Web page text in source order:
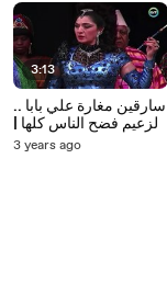
3:13
سارقين مغارة علي بابا ..
الزعيم
3 years ago